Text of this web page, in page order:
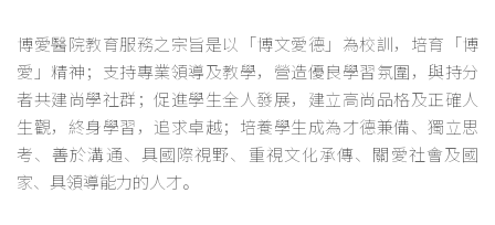
博愛醫院教育服務之宗旨是以「博文愛德」為校訓，培育「博
愛」精神；支持專業領導及教學，營造優良學習氛圍，與持分
者共建尚學社群；促進學生全人發展，建立高尚品格及正確人
生觀，終身學習，追求卓越；培養學生成為才德兼備、獨立思
考、善於溝通、具國際視野、重視文化承傳、關愛社會及國
家、具領導能力的人才。